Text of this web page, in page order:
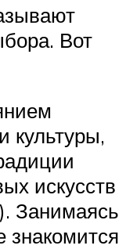
Вот
культуры,
искусств
Занимаясь
знакомится